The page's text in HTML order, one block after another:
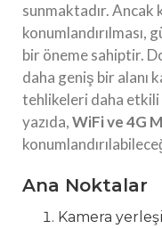
sunmaktadır. Ancak
konumlandırılması,
bir öneme sahiptir.
daha geniş bir alanı
tehlikeleri daha
yazıda,WiFi ve 4G
Ana Noktalar
Kamera